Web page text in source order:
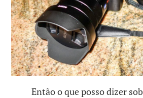
Então o que posso dizer